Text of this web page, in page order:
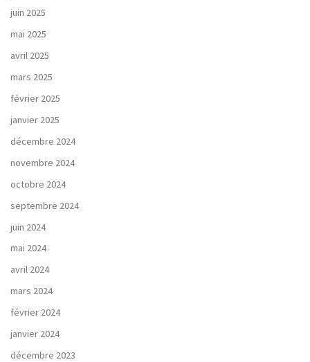
juin 2025
mai 2025
avril 2025
mars 2025
février 2025
janvier 2025
décembre 2024
novembre 2024
octobre 2024
septembre 2024
juin 2024
mai 2024
avril 2024
mars 2024
février 2024
janvier 2024
décembre 2023